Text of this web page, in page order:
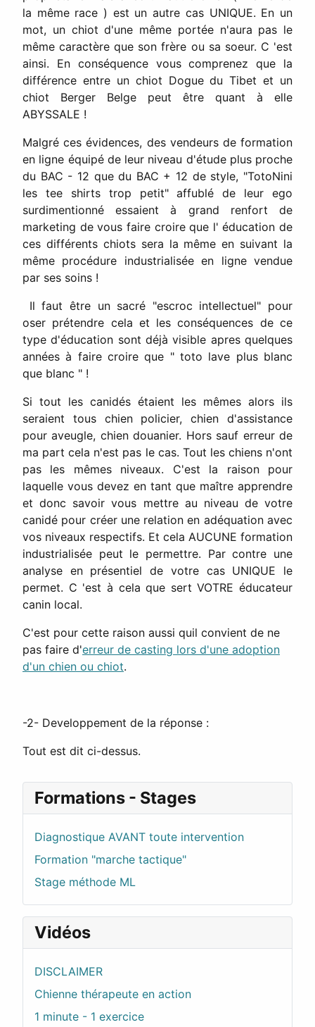
Formations - Stages
Diagnostique AVANT toute intervention
Formation "marche tactique"
Stage méthode ML
Vidéos
DISCLAIMER
Chienne thérapeute en action
1 minute - 1 exercice
la même race ) est un autre cas UNIQUE. En un
mot, un chiot d'une même portée n'aura pas le
même caractère que son frère ou sa soeur. C 'est
ainsi. En conséquence vous comprenez que la
différence entre un chiot Dogue du Tibet et un
chiot Berger Belge peut être quant à elle
ABYSSALE !
Malgré ces évidences, des vendeurs de formation
en ligne équipé de leur niveau d'étude plus proche
du BAC - 12 que du BAC + 12 de style, "TotoNini
les tee shirts trop petit" affublé de leur ego
surdimentionné essaient à grand renfort de
marketing de vous faire croire que l' éducation de
ces différents chiots sera la même en suivant la
même procédure industrialisée en ligne vendue
par ses soins !
Il faut être un sacré "escroc intellectuel" pour
oser prétendre cela et les conséquences de ce
type d'éducation sont déjà visible apres quelques
années à faire croire que " toto lave plus blanc
que blanc " !
Si tout les canidés étaient les mêmes alors ils
seraient tous chien policier, chien d'assistance
pour aveugle, chien douanier. Hors sauf erreur de
ma part cela n'est pas le cas. Tout les chiens n'ont
pas les mêmes niveaux. C'est la raison pour
laquelle vous devez en tant que maître apprendre
et donc savoir vous mettre au niveau de votre
canidé pour créer une relation en adéquation avec
vos niveaux respectifs. Et cela AUCUNE formation
industrialisée peut le permettre. Par contre une
analyse en présentiel de votre cas UNIQUE le
permet. C 'est à cela que sert VOTRE éducateur
canin local.
C'est pour cette raison aussi quil convient de ne
pas faire d'erreur de casting lors d'une adoption
d'un chien ou chiot.
-2- Developpement de la réponse :
Tout est dit ci-dessus.